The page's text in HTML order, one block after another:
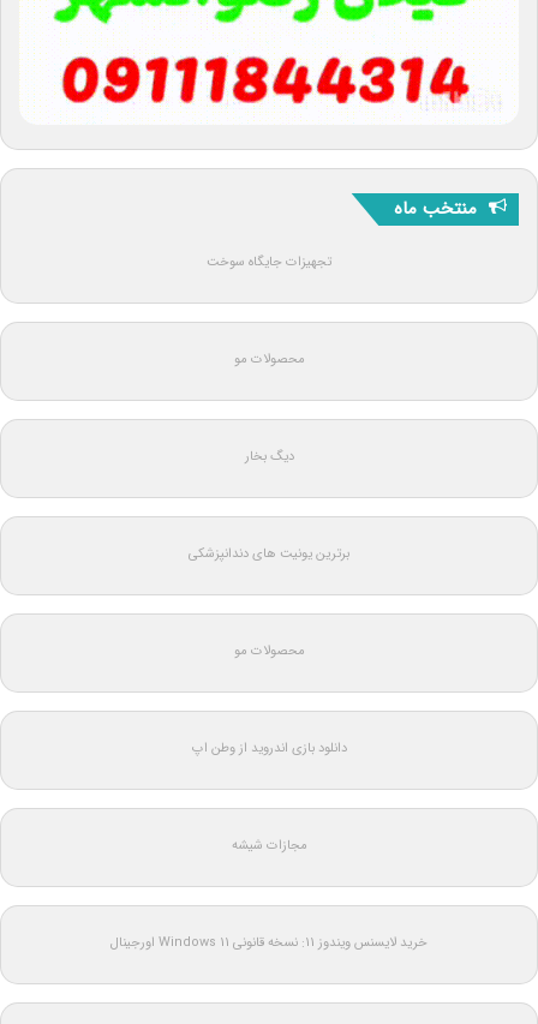
منتخب ماه
تجهیزات جایگاه سوخت
محصولات مو
دیگ بخار
برترین یونیت های دندانپزشکی
محصولات مو
دانلود بازی اندروید از وطن اپ
مجازات شیشه
خرید لایسنس ویندوز 11: نسخه قانونی Windows 11 اورجینال